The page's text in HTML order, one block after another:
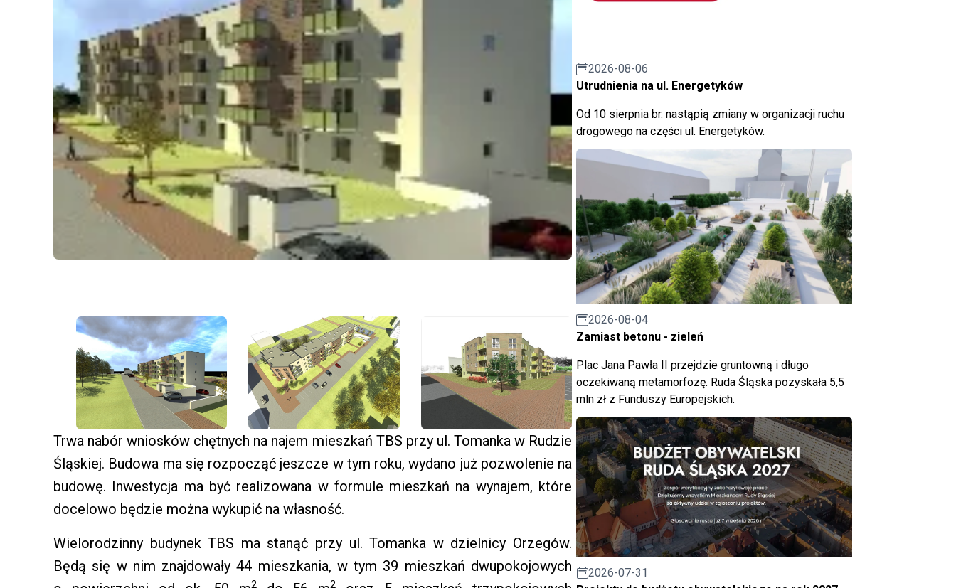
Trwa nabór wniosków chętnych na najem mieszkań TBS przy ul. Tomanka w Rudzie
Śląskiej. Budowa ma się rozpocząć jeszcze w tym roku, wydano już pozwolenie na
budowę. Inwestycja ma być realizowana w formule mieszkań na wynajem, które
docelowo będzie można wykupić na własność.
Wielorodzinny budynek TBS ma stanąć przy ul. Tomanka w dzielnicy Orzegów.
Będą się w nim znajdowały 44 mieszkania, w tym 39 mieszkań dwupokojowych
2 2
2026-08-06
Utrudnienia na ul. Energetyków
Od 10 sierpnia br. nastąpią zmiany w organizacji ruchu
drogowego na części ul. Energetyków.
2026-08-04
Zamiast betonu - zieleń
Plac Jana Pawła II przejdzie gruntowną i długo
oczekiwaną metamorfozę. Ruda Śląska pozyskała 5,5
mln zł z Funduszy Europejskich.
2026-07-31